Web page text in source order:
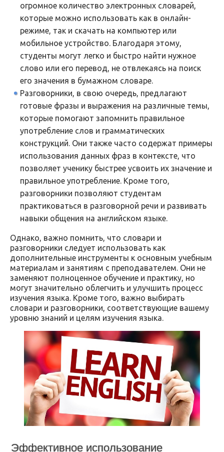
огромное количество электронных словарей,
которые можно использовать как в онлайн-
режиме, так и скачать на компьютер или
мобильное устройство. Благодаря этому,
студенты могут легко и быстро найти нужное
слово или его перевод, не отвлекаясь на поиск
его значения в бумажном словаре.
Разговорники, в свою очередь, предлагают
готовые фразы и выражения на различные темы,
которые помогают запомнить правильное
употребление слов и грамматических
конструкций. Они также часто содержат примеры
использования данных фраз в контексте, что
позволяет ученику быстрее усвоить их значение и
правильное употребление. Кроме того,
разговорники позволяют студентам
практиковаться в разговорной речи и развивать
навыки общения на английском языке.
Однако, важно помнить, что словари и
разговорники следует использовать как
дополнительные инструменты к основным учебным
материалам и занятиям с преподавателем. Они не
заменяют полноценное обучение и практику, но
могут значительно облегчить и улучшить процесс
изучения языка. Кроме того, важно выбирать
словари и разговорники, соответствующие вашему
уровню знаний и целям изучения языка.
Эффективное использование